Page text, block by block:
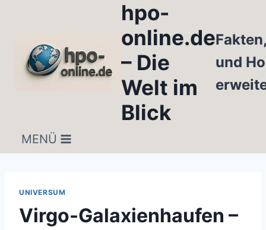
hpo-
online.de
– Die
Welt im
Blick
und
MENÜ
UNIVERSUM
Virgo-Galaxienhaufen –